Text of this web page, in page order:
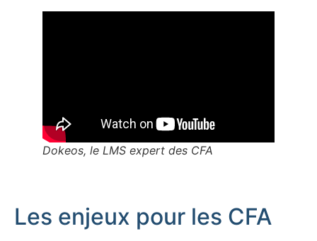
Dokeos, le LMS expert des CFA
Les enjeux pour les CFA